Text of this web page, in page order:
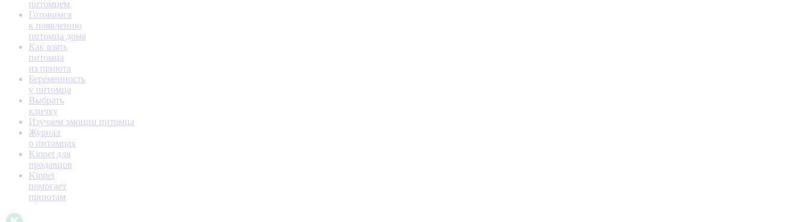
питомцем
Готовимся
к появлению
питомца дома
Как взять
питомца
из приюта
Беременность
у питомца
Выбрать
кличку
Изучаем эмоции питомца
Журнал
о питомцах
Kinpet для
продавцов
Kinpet
помогает
приютам